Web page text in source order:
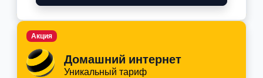
Домашний интернет
Уникальный тариф
Акция